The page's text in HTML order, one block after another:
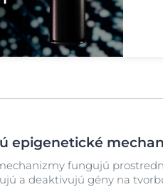
epigenetické
fungujú
a deaktivujú gény na